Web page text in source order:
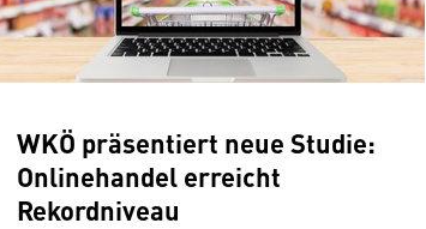
WKÖ präsentiert neue Studie:
Onlinehandel erreicht
Rekordniveau